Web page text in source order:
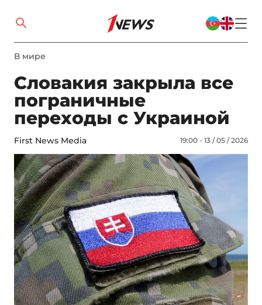
В мире
Словакия закрыла все
пограничные
переходы с Украиной
First News Media 19:00 - 13 / 05 / 2026